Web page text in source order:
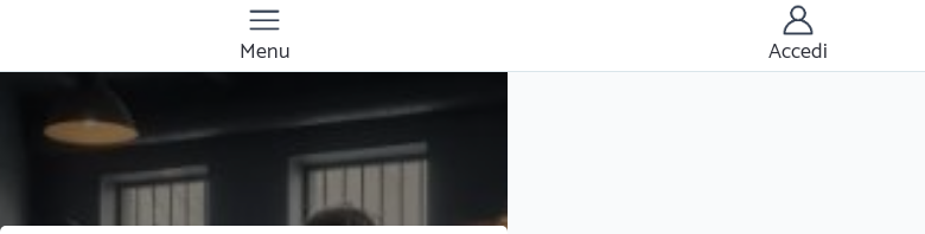
Menu Accedi